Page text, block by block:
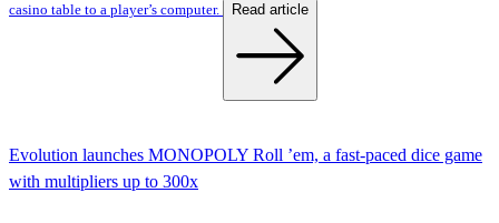
casino table to a player’s computer.
Read article
Evolution launches MONOPOLY Roll ’em, a fast-paced dice game
with multipliers up to 300x